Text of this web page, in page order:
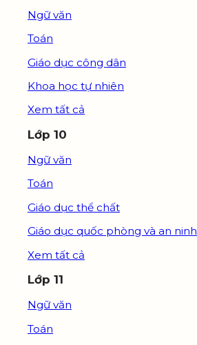
Ngữ văn
Toán
Giáo dục công dân
Khoa học tự nhiên
Xem tất cả
Lớp 10
Ngữ văn
Toán
Giáo dục thể chất
Giáo dục quốc phòng và an ninh
Xem tất cả
Lớp 11
Ngữ văn
Toán